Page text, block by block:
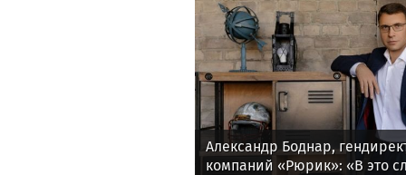
Александр Боднар,
компаний «Рюрик»: «В это